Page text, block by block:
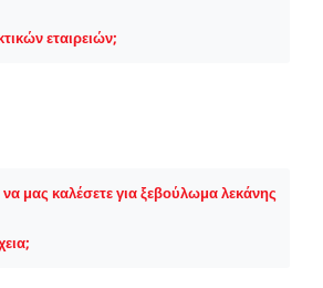
εταιρειών;
να μας καλέσετε για ξεβούλωμα λεκάνης